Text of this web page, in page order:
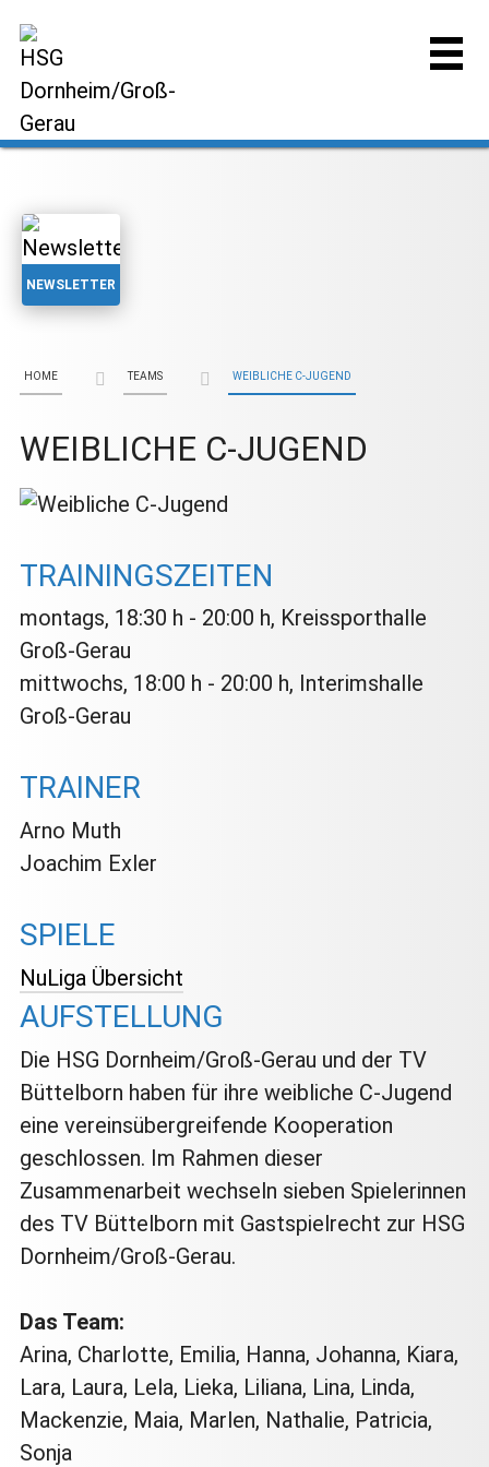
NEWSLETTER
HOME TEAMS WEIBLICHE C-JUGEND
WEIBLICHE C-JUGEND
TRAININGSZEITEN
montags, 18:30 h - 20:00 h, Kreissporthalle
Groß-Gerau
mittwochs, 18:00 h - 20:00 h, Interimshalle
Groß-Gerau
TRAINER
Arno Muth
Joachim Exler
SPIELE
NuLiga Übersicht
AUFSTELLUNG
Die HSG Dornheim/Groß-Gerau und der TV
Büttelborn haben für ihre weibliche C-Jugend
eine vereinsübergreifende Kooperation
geschlossen. Im Rahmen dieser
Zusammenarbeit wechseln sieben Spielerinnen
des TV Büttelborn mit Gastspielrecht zur HSG
Dornheim/Groß-Gerau.
Das Team:
Arina, Charlotte, Emilia, Hanna, Johanna, Kiara,
Lara, Laura, Lela, Lieka, Liliana, Lina, Linda,
Mackenzie, Maia, Marlen, Nathalie, Patricia,
Sonja